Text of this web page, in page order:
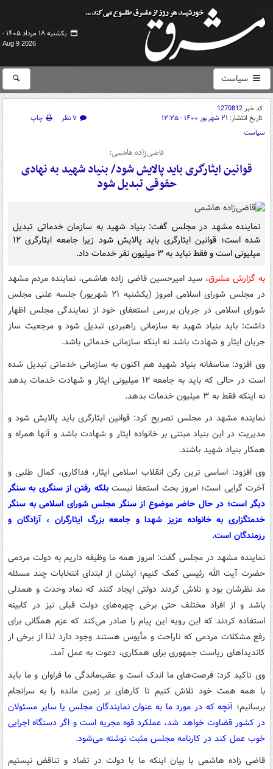
یکشنبه ۱۸ مرداد ۱۴۰۵ -
Aug 9 2026
سیاست
کد خبر1270812
تاریخ انتشار: ۲۱ شهریور ۱۴۰۰ - ۱۲:۲۵ ۷ نظر
چاپ
سیاست
قاضی‌زاده هاشمی:
قوانین ایثارگری باید پالایش شود/ بنیاد شهید به نهادی
حقوقی تبدیل شود
نماینده مشهد در مجلس گفت: بنیاد شهید به سازمان خدماتی تبدیل
شده است؛ قوانین ایثارگری باید پالایش شود زیرا جامعه ایثارگری ۱۲
میلیونی است و فقط نباید به ۳ میلیون نفر خدمات داد.
به گزارش مشرق، سید امیرحسین قاضی زاده هاشمی، نماینده مردم مشهد
در مجلس شورای اسلامی امروز (یکشنبه ۲۱ شهریور) جلسه علنی مجلس
شورای اسلامی در جریان بررسی استعفای خود از نمایندگی مجلس اظهار
داشت: باید بنیاد شهید به سازمانی راهبردی تبدیل شود و مرجعیت ساز
جریان ایثار و شهادت باشد نه اینکه سازمانی خدماتی باشد.
وی افزود: متاسفانه بنیاد شهید هم اکنون به سازمانی خدماتی تبدیل شده
است در حالی که باید به جامعه ۱۲ میلیونی ایثار و شهادت خدمات بدهد
نه اینکه فقط به ۳ میلیون خدمات بدهد.
نماینده مشهد در مجلس تصریح کرد: قوانین ایثارگری باید پالایش شود و
مدیریت در این بنیاد مبتنی بر خانواده ایثار و شهادت باشد و آنها همراه و
همکار بنیاد شهید باشند.
وی افزود: اساسی ترین رکن انقلاب اسلامی ایثار، فداکاری، کمال طلبی و
آخرت گرایی است؛ امروز بحث استعفا نیست بلکه رفتن از سنگری به سنگر
دیگر است؛ در حال حاضر موضوع از سنگر مجلس شورای اسلامی به سنگر
خدمتگزاری به خانواده عزیز شهدا و جامعه بزرگ ایثارگران ، آزادگان و
رزمندگان است.
نماینده مشهد در مجلس گفت: امروز همه ما وظیفه داریم به دولت مردمی
حضرت آیت الله رئیسی کمک کنیم؛ ایشان از ابتدای انتخابات چند مسئله
مد نظرشان بود و تلاش کردند دولتی ایجاد کنند که نماد وحدت و همدلی
باشد و از افراد مختلف حتی برخی چهره‌های دولت قبلی نیز در کابینه
استفاده کردند که این رویه این پیام را صادر می‌کند که عزم همگانی برای
رفع مشکلات مردمی که ناراحت و مأیوس هستند وجود دارد لذا از برخی از
کاندیداهای ریاست جمهوری برای همکاری، دعوت به عمل آمد.
وی تاکید کرد: فرصت‌های ما اندک است و عقب‌ماندگی ما فراوان و ما باید
با همه همت خود تلاش کنیم تا کارهای بر زمین مانده را به سرانجام
برسانیم؛ آنچه که در مورد ما به عنوان نمایندگان مجلس یا سایر مسئولان
در کشور قضاوت خواهد شد، عملکرد قوه مجریه است و اگر دستگاه اجرایی
خوب عمل کند در کارنامه مجلس مثبت نوشته می‌شود.
قاضی زاده هاشمی با بیان اینکه ما با دولت در تضاد و تناقض نیستیم